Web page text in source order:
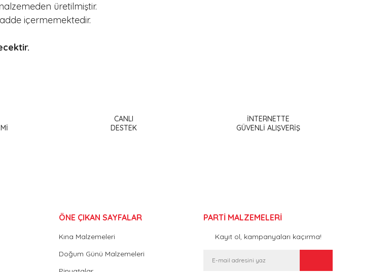
üretilmiştir.
içermemektedir.
CANLI
DESTEK
İNTERNETTE
GÜVENLİ ALIŞVERİŞ
ÖNE ÇIKAN SAYFALAR
Kına Malzemeleri
Doğum Günü Malzemeleri
PARTİ MALZEMELERİ
Kayıt ol, kampanyaları kaçırma!